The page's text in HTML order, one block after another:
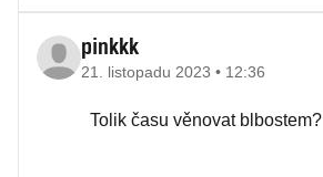
pinkkk
21. listopadu 2023 • 12:36
Tolik času věnovat blbostem?